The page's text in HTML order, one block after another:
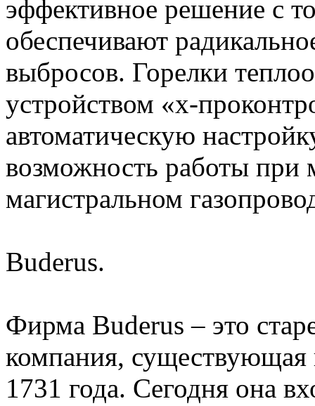
эффективное решение с
обеспечивают
выбросов. Горелки
устройством «x-
автоматическую
возможность работы при
магистральном
Buderus.
Фирма Buderus – это
компания, существующая
1731 года. Сегодня она